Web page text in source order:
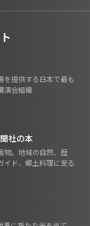
を提供する日本で最も
演会組織
社の本
物。地域の自然、歴
イド、郷土料理に至る